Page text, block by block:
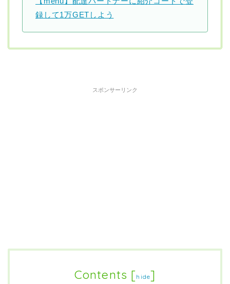
録して1万GETしよう
スポンサーリンク
Contents [hide]